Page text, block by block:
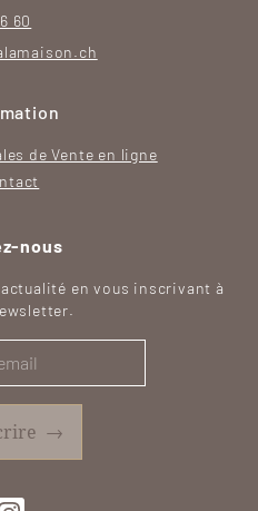
60
de Vente en ligne
nous
en vous inscrivant à
→